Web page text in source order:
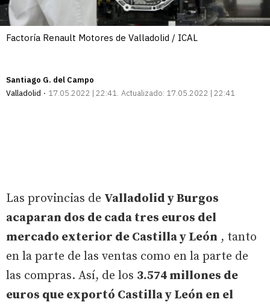
Factoría Renault Motores de Valladolid / ICAL
Santiago G. del Campo
Valladolid
17.05.2022 | 22:41 Actualizado: 17.05.2022 | 22:41
Las provincias de Valladolid y Burgos
acaparan dos de cada tres euros del
mercado exterior de Castilla y León , tanto
en la parte de las ventas como en la parte de
las compras. Así, de los 3.574 millones de
euros que exportó Castilla y León en el